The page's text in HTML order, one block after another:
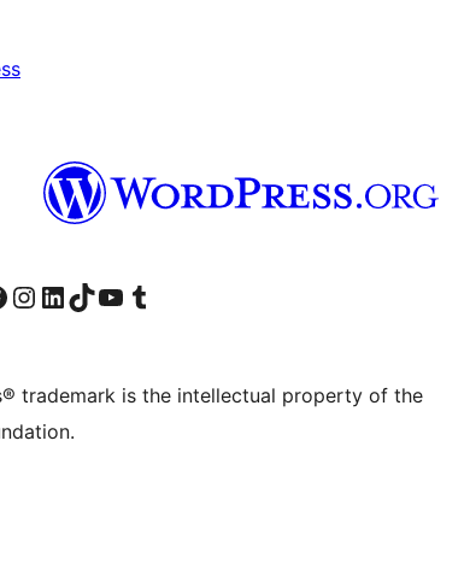
kontosida
Besök vårt Instagram-konto
Besök vårt LinkedIn-konto
Besök vårt TikTok-konto
Besök vår YouTube-kanalBesök vårt Tumblr-konto
trademark is the intellectual property of the